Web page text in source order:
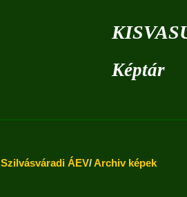
Képtár
Szilvásváradi ÁEV/Archiv képek